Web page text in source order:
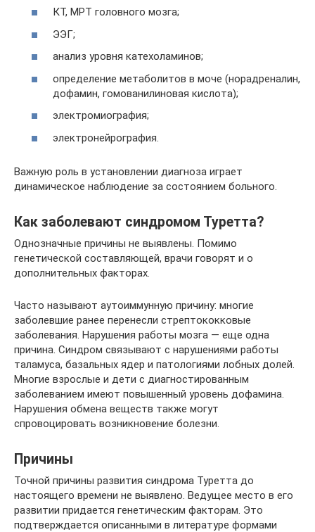
КТ, МРТ головного мозга;
ЭЭГ;
анализ уровня катехоламинов;
определение метаболитов в моче (норадреналин,
дофамин, гомованилиновая кислота);
электромиография;
электронейрография.
Важную роль в установлении диагноза играет
динамическое наблюдение за состоянием больного.
Как заболевают синдромом Туретта?
Однозначные причины не выявлены. Помимо
генетической составляющей, врачи говорят и о
дополнительных факторах.
Часто называют аутоиммунную причину: многие
заболевшие ранее перенесли стрептококковые
заболевания. Нарушения работы мозга — еще одна
причина. Синдром связывают с нарушениями работы
таламуса, базальных ядер и патологиями лобных долей.
Многие взрослые и дети с диагностированным
заболеванием имеют повышенный уровень дофамина.
Нарушения обмена веществ также могут
спровоцировать возникновение болезни.
Причины
Точной причины развития синдрома Туретта до
настоящего времени не выявлено. Ведущее место в его
развитии придается генетическим факторам. Это
подтверждается описанными в литературе формами